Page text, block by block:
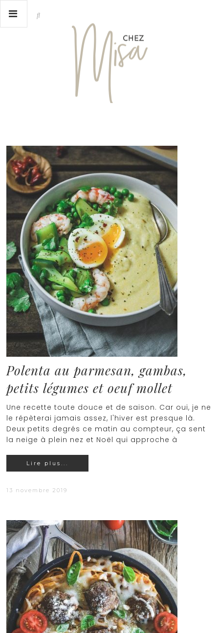
Polenta au parmesan, gambas,
petits légumes et oeuf mollet
Une recette toute douce et de saison. Car oui, je ne
le répèterai jamais assez, l'hiver est presque là.
Deux petits degrés ce matin au compteur, ça sent
la neige à plein nez et Noël qui approche à
Lire plus...
13 novembre 2019